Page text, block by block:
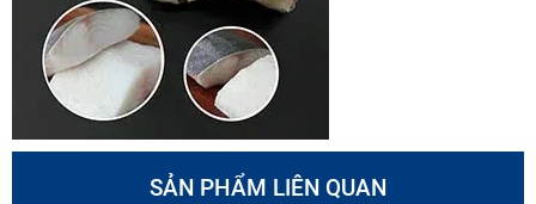
SẢN PHẨM LIÊN QUAN